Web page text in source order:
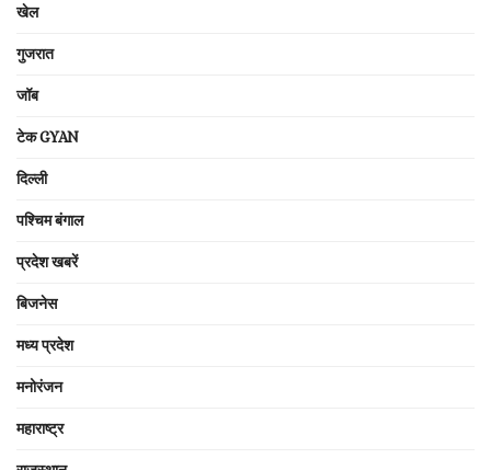
खेल
गुजरात
जॉब
टेक GYAN
दिल्ली
पश्चिम बंगाल
प्रदेश खबरें
बिजनेस
मध्य प्रदेश
मनोरंजन
महाराष्ट्र